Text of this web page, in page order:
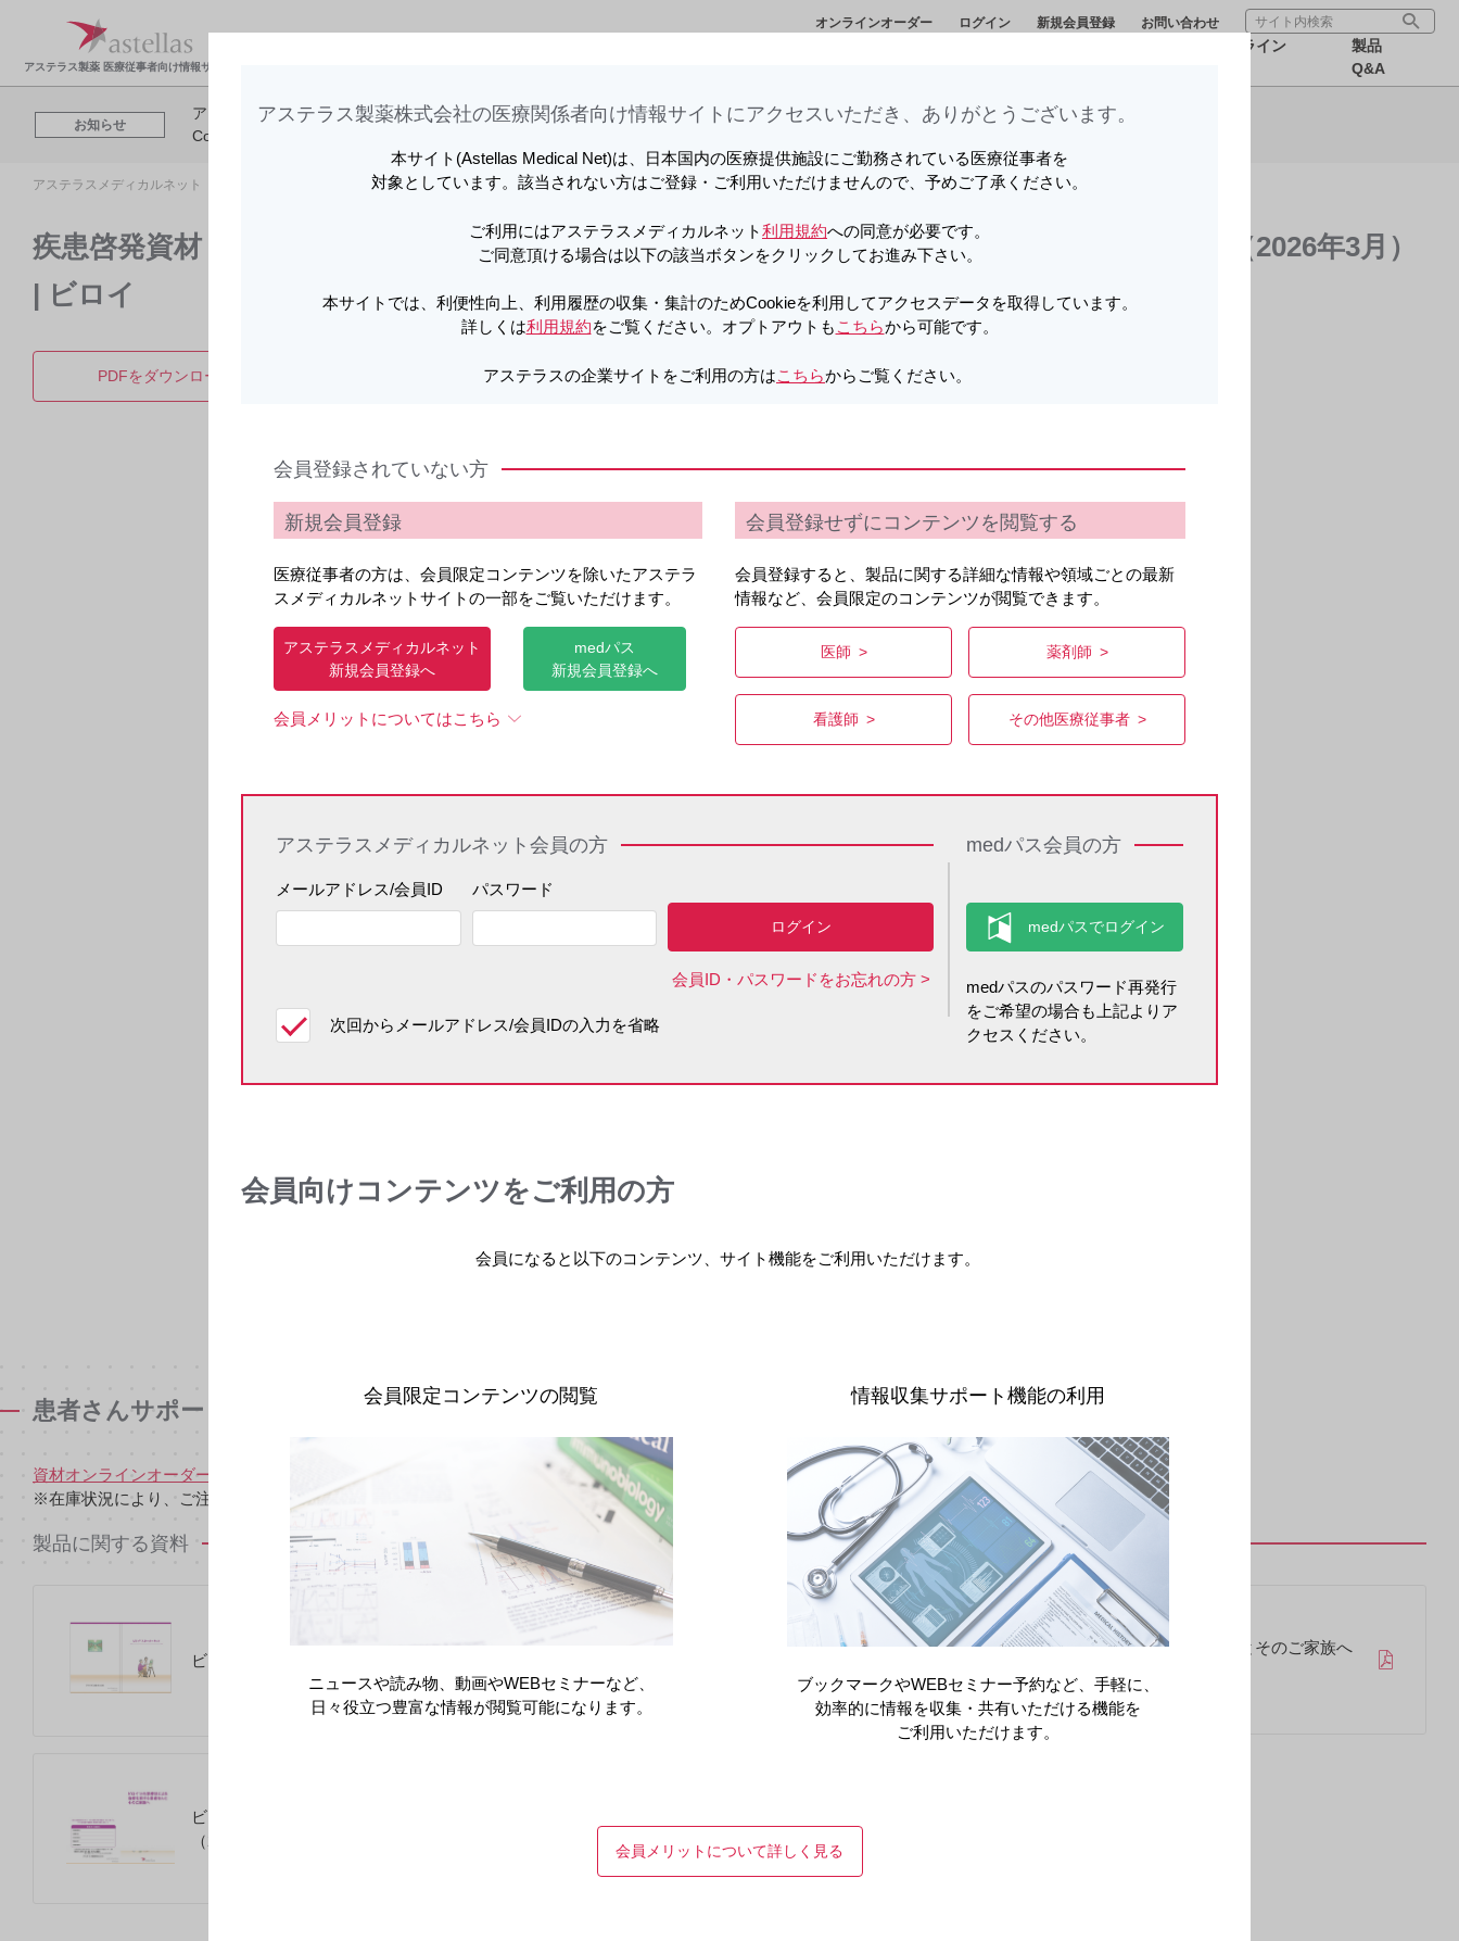
アステラス製薬 医療従事者向け情報サイト
オンラインオーダー ログイン 新規会員登録 お問い合わせ
オンライン
製品
Q&A
お知らせ
アステラスメディカルネットでは、利便性向上、利用履歴の収集・集計のため
Cookieを利用してアクセスデータを取得しています。詳しくは
アステラスメディカルネット トップ ビロイ点滴静注用100mg・300mg PDF
疾患啓発資材（患者・一般生活者向け） | 胃がんの薬物療法を受ける患者さんとそのご家族へ（2026年3月）
| ビロイ
PDFをダウンロード 製品詳細 製品Q&A
患者さんサポート資材
資材オンラインオーダー
※在庫状況により、ご注文いただけない資材もございますのでご了承ください。
製品に関する資料
ビロイ スターターキット（2026年3月）
ビロイと化学療法による治療を受ける患者さんとそのご家族へ
ビロイと化学療法による治療を受ける患者さんとそのご家族へ
（2024年11月）
アステラス製薬株式会社の医療関係者向け情報サイトに​アクセスいただき、ありがとうございます。​
本サイト(Astellas Medical Net)は、日本国内の医療提供施設にご勤務されている医療従事者を
対象としています。該当されない方はご登録・ご利用いただけませんので、予めご了承ください。
ご利用にはアステラスメディカルネット利用規約への同意が必要です。
ご同意頂ける場合は以下の該当ボタンをクリックしてお進み下さい。
本サイトでは、利便性向上、利用履歴の収集・集計のためCookieを利用してアクセスデータを取得しています。
詳しくは利用規約をご覧ください。オプトアウトも こちらから可能です。
アステラスの企業サイトをご利用の方はこちらからご覧ください。
会員登録されていない方
新規会員登録
医療従事者の方は、会員限定コンテンツを除いたアステラ
スメディカルネットサイトの一部をご覧いただけます。
アステラスメディカルネット
新規会員登録へ
medパス
新規会員登録へ
会員メリットについてはこちら
会員登録せずにコンテンツを閲覧する
会員登録すると、製品に関する詳細な情報や領域ごとの最新
情報など、会員限定のコンテンツが閲覧できます。
医師 薬剤師
看護師 その他医療従事者
アステラスメディカルネット会員の方
メールアドレス/会員ID パスワード
会員ID・パスワードをお忘れの方
次回からメールアドレス/会員IDの入力を省略
medパス会員の方
medパスのパスワード再発行
をご希望の場合も上記よりア
クセスください。
会員向けコンテンツをご利用の方
会員になると以下のコンテンツ、サイト機能をご利用いただけます。
会員限定コンテンツの閲覧
ニュースや読み物、動画やWEBセミナーなど、
日々役立つ豊富な情報が閲覧可能になります。
情報収集サポート機能の利用
ブックマークやWEBセミナー予約など、手軽に、
効率的に情報を収集・共有いただける機能を
ご利用いただけます。
会員メリットについて詳しく見る